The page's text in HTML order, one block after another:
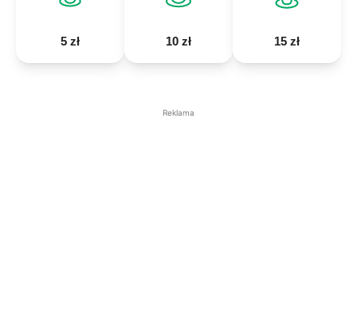
5 zł 10 zł 15 zł
Reklama